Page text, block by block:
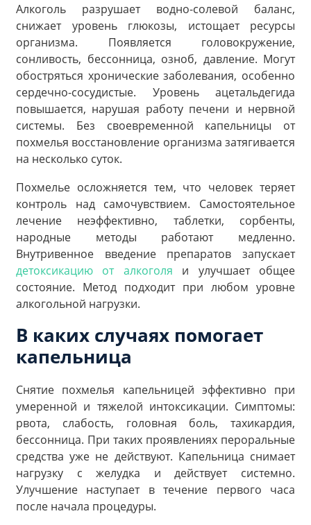
Алкоголь разрушает водно-солевой баланс,
снижает уровень глюкозы, истощает ресурсы
организма. Появляется головокружение,
сонливость, бессонница, озноб, давление. Могут
обостряться хронические заболевания, особенно
сердечно-сосудистые. Уровень ацетальдегида
повышается, нарушая работу печени и нервной
системы. Без своевременной капельницы от
похмелья восстановление организма затягивается
на несколько суток.
Похмелье осложняется тем, что человек теряет
контроль над самочувствием. Самостоятельное
лечение неэффективно, таблетки, сорбенты,
народные методы работают медленно.
Внутривенное введение препаратов запускает
детоксикацию от алкоголя и улучшает общее
состояние. Метод подходит при любом уровне
алкогольной нагрузки.
В каких случаях помогает
капельница
Снятие похмелья капельницей эффективно при
умеренной и тяжелой интоксикации. Симптомы:
рвота, слабость, головная боль, тахикардия,
бессонница. При таких проявлениях пероральные
средства уже не действуют. Капельница снимает
нагрузку с желудка и действует системно.
Улучшение наступает в течение первого часа
после начала процедуры.